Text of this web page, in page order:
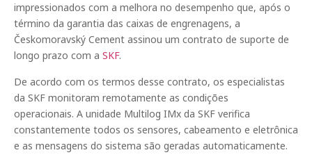
impressionados com a melhora no desempenho que, após o
término da garantia das caixas de engrenagens, a
Českomoravský Cement assinou um contrato de suporte de
longo prazo com a SKF.
De acordo com os termos desse contrato, os especialistas
da SKF monitoram remotamente as condições
operacionais. A unidade Multilog IMx da SKF verifica
constantemente todos os sensores, cabeamento e eletrônica
e as mensagens do sistema são geradas automaticamente.